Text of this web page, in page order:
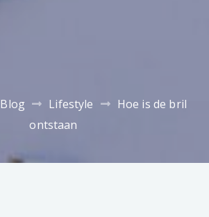
Blog Lifestyle
Hoe is de bril
ontstaan